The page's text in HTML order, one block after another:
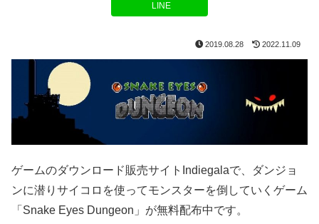
LINE
2019.08.28 2022.11.09
ゲームのダウンロード販売サイトIndiegalaで、ダンジョ
ンに潜りサイコロを使ってモンスターを倒していくゲーム
「Snake Eyes Dungeon」が無料配布中です。